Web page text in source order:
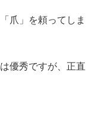
爪」を頼ってしま
優秀ですが、正直